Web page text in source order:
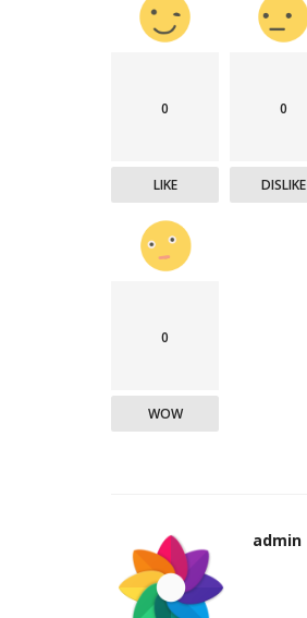
0
LIKE
0
DISLIKE
0
WOW
admin